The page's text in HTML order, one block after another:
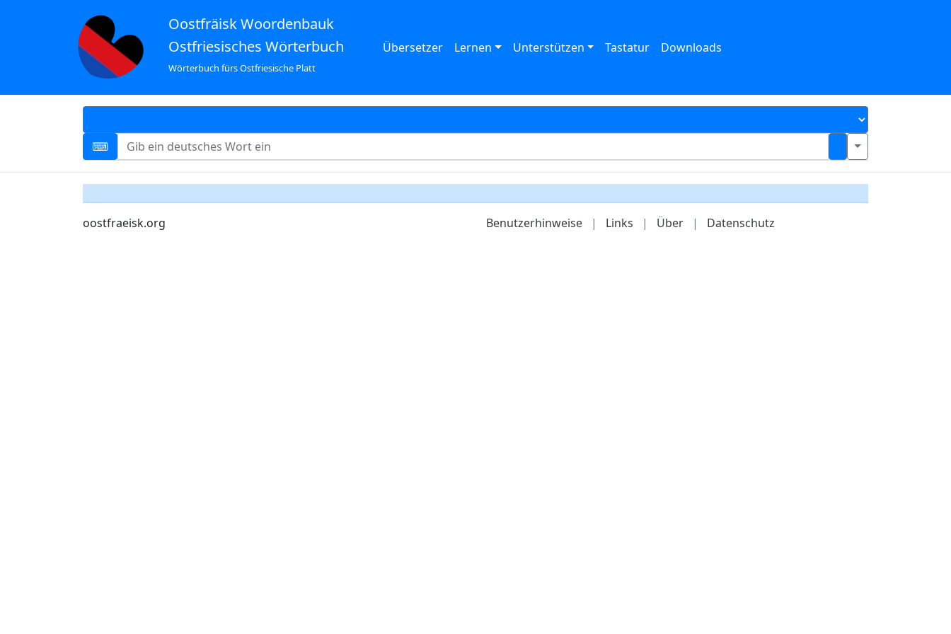
Oostfräisk Woordenbauk
Ostfriesisches Wörterbuch
Wörterbuch fürs Ostfriesische Platt
Übersetzer Lernen Unterstützen Tastatur Downloads
oostfraeisk.org Benutzerhinweise | Links | Über | Datenschutz